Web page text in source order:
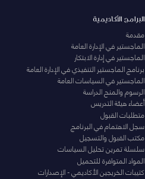
البرامج الأكاديمية
مقدمة
الماجستير في الإدارة العامة
الماجستير في إدارة الابتكار
برنامج الماجستير التنفيذي في الإدارة العامة
الماجستير في السياسات العامة
الرسوم والمنح الدراسة
أعضاء هيئة التدريس
متطلبات القبول
سجل الاهتمام في البرنامج
مكتب القبول والتسجيل
سلسلة تمرين تحليل السياسات
المواد المتوافرة للتحميل
كتيبات الخريجين الأكاديمي - الإصدارات